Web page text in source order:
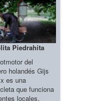
Piedrahita
del
holandés Gijs
es una
que funciona
locales,